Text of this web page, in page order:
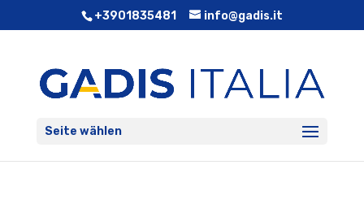
+3901835481 info@gadis.it
Seite wählen